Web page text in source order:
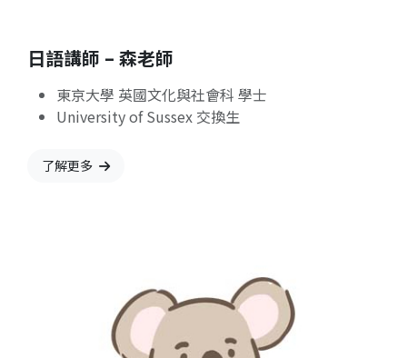
日語講師 – 森老師
東京大學 英國文化與社會科 學士
University of Sussex 交換生
了解更多